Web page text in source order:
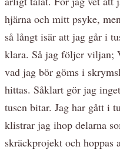
hjärna och mitt psyke,
så långt isär att jag går i
klara. Så jag följer viljan;
vad jag bör göms i
hittas. Såklart gör jag
tusen bitar. Jag har gått i
klistrar jag ihop delarna
skräckprojekt och hoppas